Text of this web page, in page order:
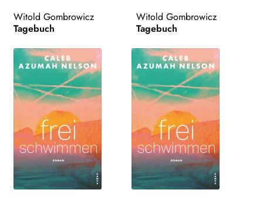
Witold Gombrowicz
Tagebuch
Witold Gombrowicz
Tagebuch